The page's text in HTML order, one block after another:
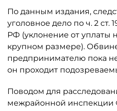
По данным издания,
уголовное дело по ч. 2 ст.
РФ (уклонение от уплаты
крупном размере).
предпринимателю пока
он проходит
Поводом для
межрайонной инспекции